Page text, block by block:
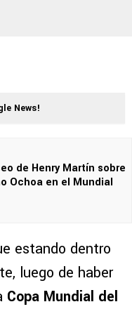
News!
de Henry Martín sobre
Ochoa en el Mundial
estando dentro
luego de haber
Copa Mundial del